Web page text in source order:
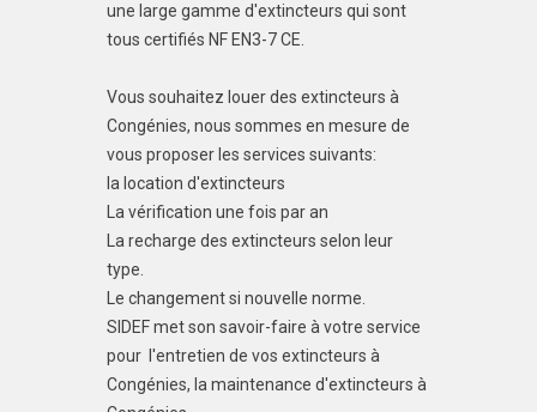
une large gamme d'extincteurs qui sont
tous certifiés NF EN3-7 CE.
Vous souhaitez louer des extincteurs à
Congénies, nous sommes en mesure de
vous proposer les services suivants:
la location d'extincteurs
La vérification une fois par an
La recharge des extincteurs selon leur
type.
Le changement si nouvelle norme.
SIDEF met son savoir-faire à votre service
pour l'entretien de vos extincteurs à
Congénies, la maintenance d'extincteurs à